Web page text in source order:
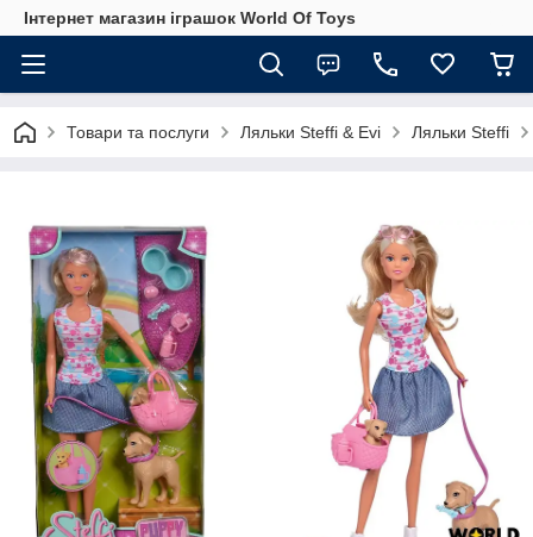
Інтернет магазин іграшок World Of Toys
Товари та послуги Ляльки Steffi & Evi Ляльки Steffi